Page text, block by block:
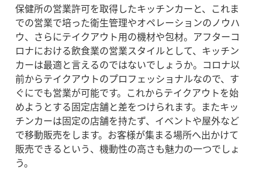
保健所の営業許可を取得したキッチンカーと、これま
での営業で培った衛生管理やオペレーションのノウハ
ウ、さらにテイクアウト用の機材や包材。アフターコ
ロナにおける飲食業の営業スタイルとして、キッチン
カーは最適と言えるのではないでしょうか。 コロナ以
前からテイクアウトのプロフェッショナルなので、す
ぐにでも営業が可能です。これからテイクアウトを始
めようとする固定店舗と差をつけられます。 またキッ
チンカーは固定の店舗を持たず、イベントや屋外など
で移動販売をします。お客様が集まる場所へ出かけて
販売できるという、機動性の高さも魅力の一つでしょ
う。